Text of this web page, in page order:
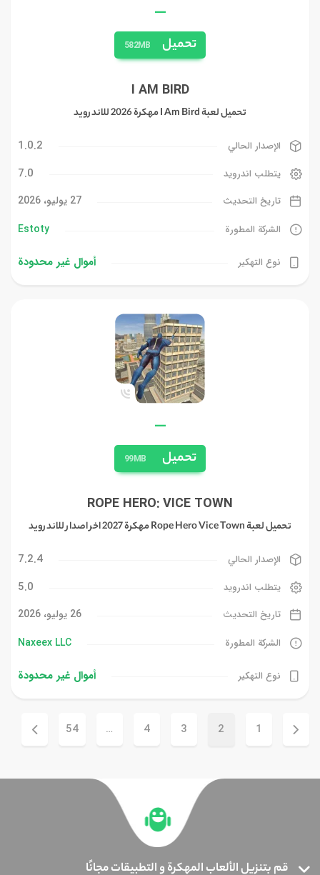
—
تحميل 582MB
I AM BIRD
تحميل لعبة I Am Bird مهكرة 2026 للاندرويد
الإصدار الحالي 1.0.2
يتطلب اندرويد 7.0
تاريخ التحديث 27 يوليو، 2026
الشركة المطورة Estoty‏
نوع التهكير أموال غیر محدودة
—
تحميل 99MB
ROPE HERO: VICE TOWN
تحميل لعبة Rope Hero Vice Town مهكرة 2027 اخر اصدار للاندرويد
الإصدار الحالي 7.2.4
يتطلب اندرويد 5.0
تاريخ التحديث 26 يوليو، 2026
الشركة المطورة Naxeex LLC
نوع التهكير أموال غیر محدودة
1
2
3
4
…
54
قم بتنزيل الألعاب المهكرة و التطبيقات مجانًا